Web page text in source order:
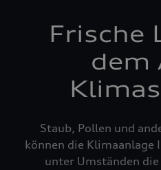
Frische
dem
Staub, Pollen und
können die Klimaanlage
unter Umständen